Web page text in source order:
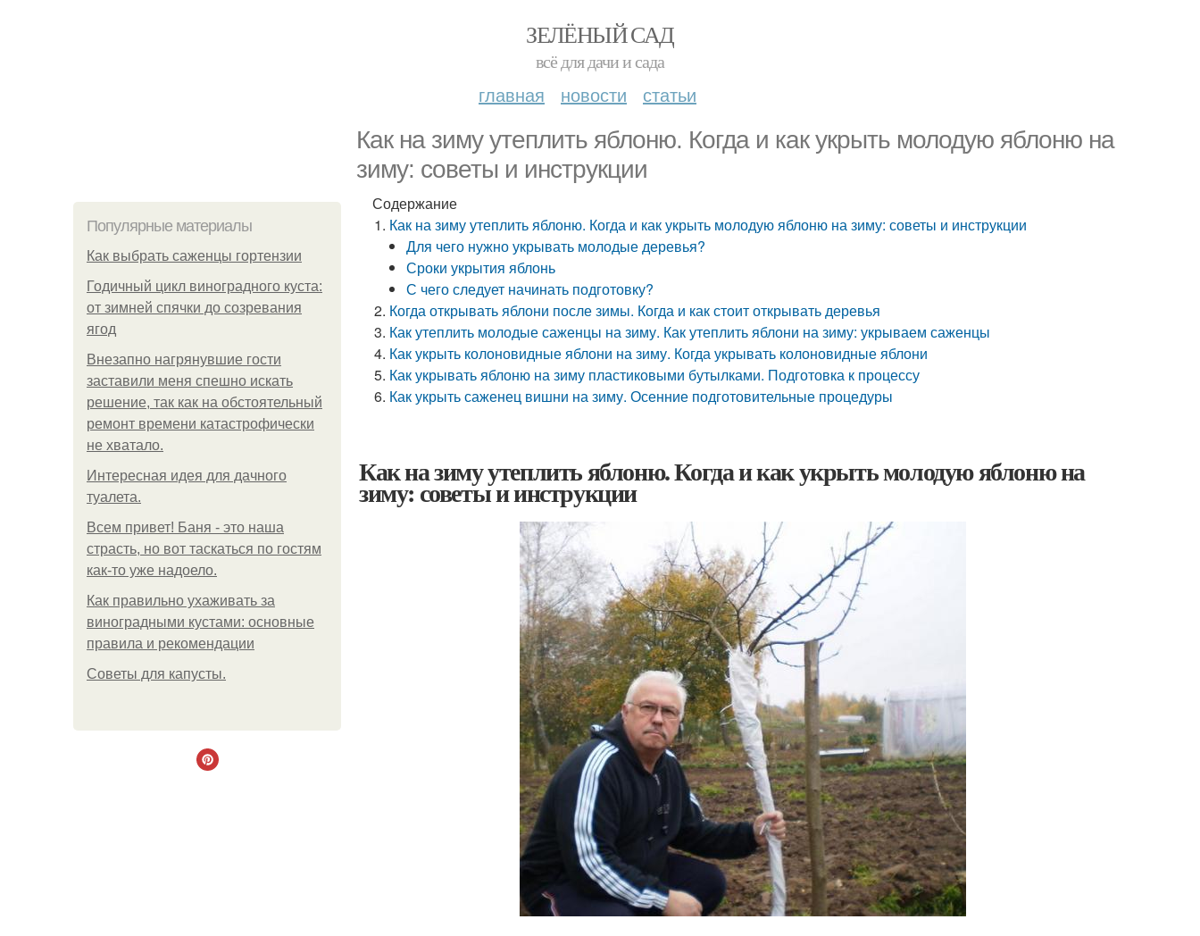
ЗЕЛЁНЫЙ САД
всё для дачи и сада
главная новости статьи
Как на зиму утеплить яблоню. Когда и как укрыть молодую яблоню на
зиму: советы и инструкции
Популярные материалы
Как выбрать саженцы гортензии
Годичный цикл виноградного куста:
от зимней спячки до созревания
ягод
Внезапно нагрянувшие гости
заставили меня спешно искать
решение, так как на обстоятельный
ремонт времени катастрофически
не хватало.
Интересная идея для дачного
туалета.
Всем привет! Баня - это наша
страсть, но вот таскаться по гостям
как-то уже надоело.
Как правильно ухаживать за
виноградными кустами: основные
правила и рекомендации
Советы для капусты.
Содержание
Как на зиму утеплить яблоню. Когда и как укрыть молодую яблоню на зиму: советы и инструкции
Для чего нужно укрывать молодые деревья?
Сроки укрытия яблонь
С чего следует начинать подготовку?
Когда открывать яблони после зимы. Когда и как стоит открывать деревья
Как утеплить молодые саженцы на зиму. Как утеплить яблони на зиму: укрываем саженцы
Как укрыть колоновидные яблони на зиму. Когда укрывать колоновидные яблони
Как укрывать яблоню на зиму пластиковыми бутылками. Подготовка к процессу
Как укрыть саженец вишни на зиму. Осенние подготовительные процедуры
Как на зиму утеплить яблоню. Когда и как укрыть молодую яблоню на
зиму: советы и инструкции